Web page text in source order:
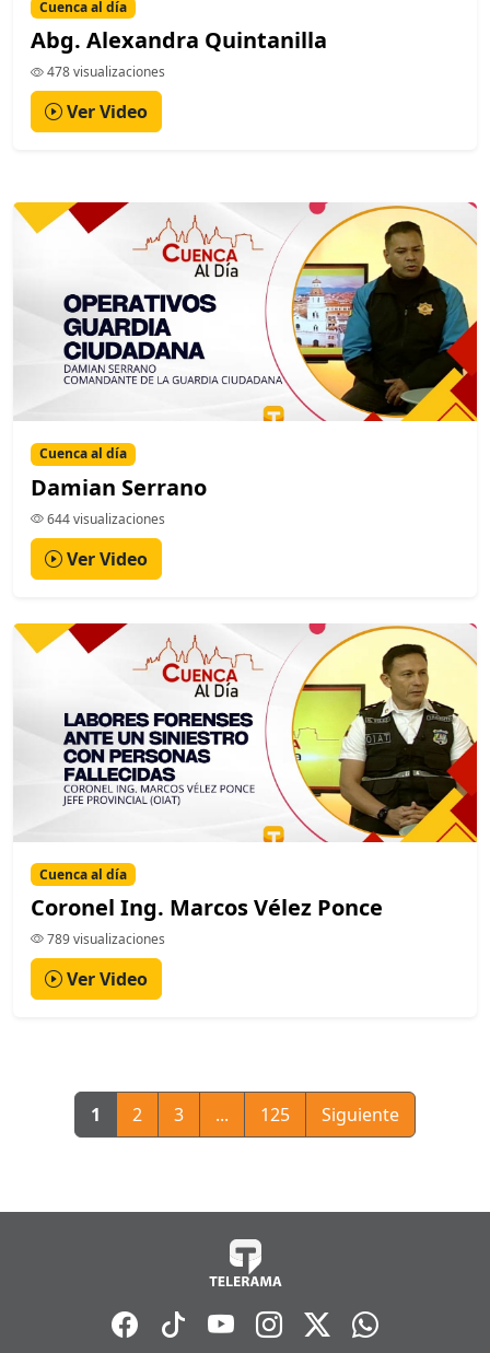
Cuenca al día
Abg. Alexandra Quintanilla
478 visualizaciones
Ver Video
Cuenca al día
Damian Serrano
644 visualizaciones
Ver Video
Cuenca al día
Coronel Ing. Marcos Vélez Ponce
789 visualizaciones
Ver Video
1 2 3 ... 125 Siguiente